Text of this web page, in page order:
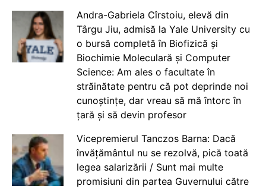
Andra-Gabriela Cîrstoiu, elevă din
Târgu Jiu, admisă la Yale University cu
o bursă completă în Biofizică și
Biochimie Moleculară și Computer
Science: Am ales o facultate în
străinătate pentru că pot deprinde noi
cunoștințe, dar vreau să mă întorc în
țară și să devin profesor
Vicepremierul Tanczos Barna: Dacă
învățământul nu se rezolvă, pică toată
legea salarizării / Sunt mai multe
promisiuni din partea Guvernului către